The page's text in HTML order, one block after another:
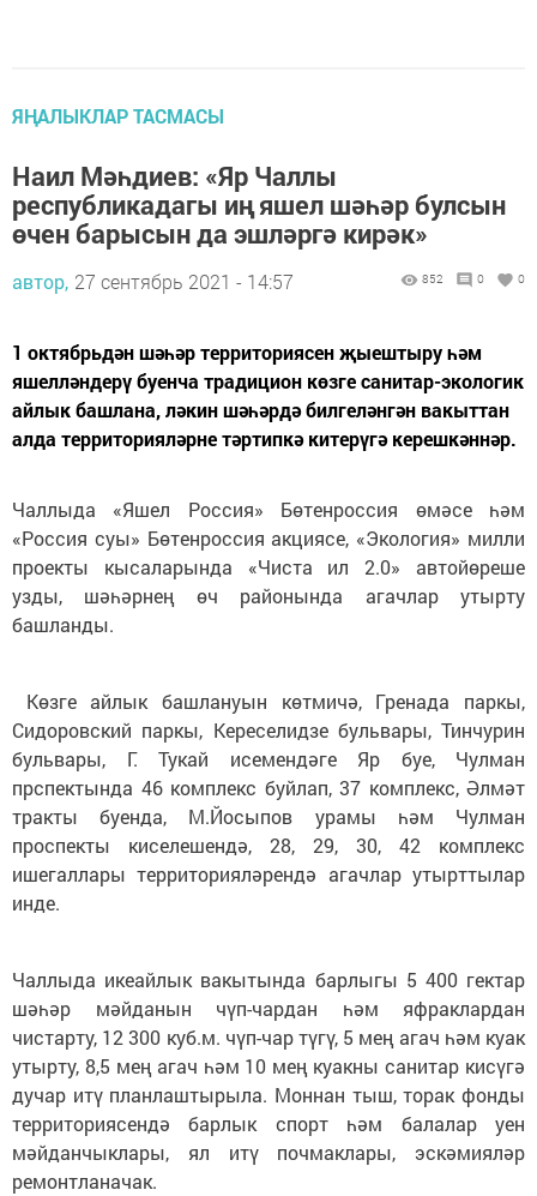
ЯҢАЛЫКЛАР ТАСМАСЫ
Наил Мәһдиев: «Яр Чаллы
республикадагы иң яшел шәһәр булсын
өчен барысын да эшләргә кирәк»
автор, 27 сентябрь 2021 - 14:57 852 0 0
1 октябрьдән шәһәр территориясен җыештыру һәм
яшелләндерү буенча традицион көзге санитар-экологик
айлык башлана, ләкин шәһәрдә билгеләнгән вакыттан
алда территорияләрне тәртипкә китерүгә керешкәннәр.
Чаллыда «Яшел Россия» Бөтенроссия өмәсе һәм
«Россия суы» Бөтенроссия акциясе, «Экология» милли
проекты кысаларында «Чиста ил 2.0» автойөреше
узды, шәһәрнең өч районында агачлар утырту
башланды.
Көзге айлык башлануын көтмичә, Гренада паркы,
Сидоровский паркы, Кереселидзе бульвары, Тинчурин
бульвары, Г. Тукай исемендәге Яр буе, Чулман
прспектында 46 комплекс буйлап, 37 комплекс, Әлмәт
тракты буенда, М.Йосыпов урамы һәм Чулман
проспекты киселешендә, 28, 29, 30, 42 комплекс
ишегаллары территорияләрендә агачлар утырттылар
инде.
Чаллыда икеайлык вакытында барлыгы 5 400 гектар
шәһәр мәйданын чүп-чардан һәм яфраклардан
чистарту, 12 300 куб.м. чүп-чар түгү, 5 мең агач һәм куак
утырту, 8,5 мең агач һәм 10 мең куакны санитар кисүгә
дучар итү планлаштырыла. Моннан тыш, торак фонды
территориясендә барлык спорт һәм балалар уен
мәйданчыклары, ял итү почмаклары, эскәмияләр
ремонтланачак.